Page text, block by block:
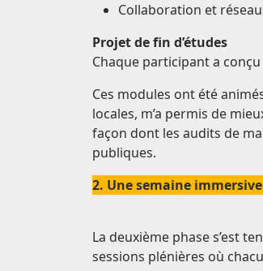
Collaboration et
Projet de fin d’études
Chaque participant a
Ces modules ont été
locales, m’a permis de
façon dont les audits de
publiques.
2. Une semaine
La deuxième phase s’est
sessions plénières où